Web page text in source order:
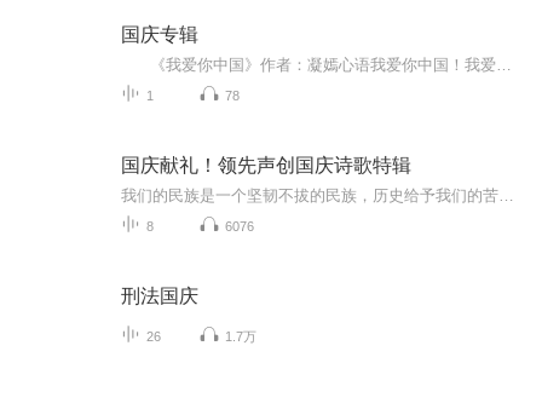
国庆专辑
1 78
国庆献礼！领先声创国庆诗歌特辑
8 6076
刑法国庆
26 1.7万